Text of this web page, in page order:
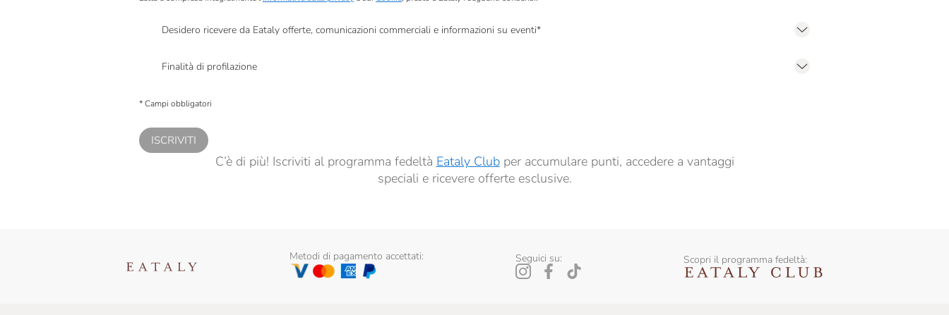
Desidero ricevere da Eataly offerte, comunicazioni commerciali e informazioni su eventi*
Finalità di profilazione
* Campi obbligatori
ISCRIVITI
C’è di più! Iscriviti al programma fedeltà Eataly Clubper accumulare punti, accedere a vantaggi
speciali e ricevere offerte esclusive.
Metodi di pagamento accettati: Seguici su: Scopri il programma fedeltà: